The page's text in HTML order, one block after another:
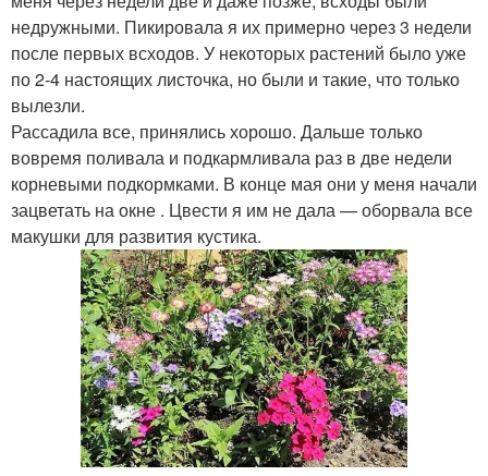
недружными. Пикировала я их примерно через 3 недели
после первых всходов. У некоторых растений было уже
по 2-4 настоящих листочка, но были и такие, что только
вылезли.
Рассадила все, принялись хорошо. Дальше только
вовремя поливала и подкармливала раз в две недели
корневыми подкормками. В конце мая они у меня начали
зацветать на окне . Цвести я им не дала — оборвала все
макушки для развития кустика.